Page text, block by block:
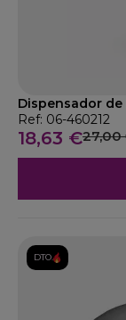
Dispensador
Ref: 06-460212
18,63 €27,00
DTO.